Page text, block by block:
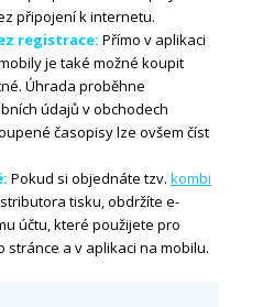
připojení k internetu.
registrace: Přímo v aplikaci
je také možné koupit
Úhrada proběhne
údajů v obchodech
časopisy lze ovšem číst
Pokud si objednáte tzv. kombi
tisku, obdržíte e-
účtu, které použijete pro
a v aplikaci na mobilu.